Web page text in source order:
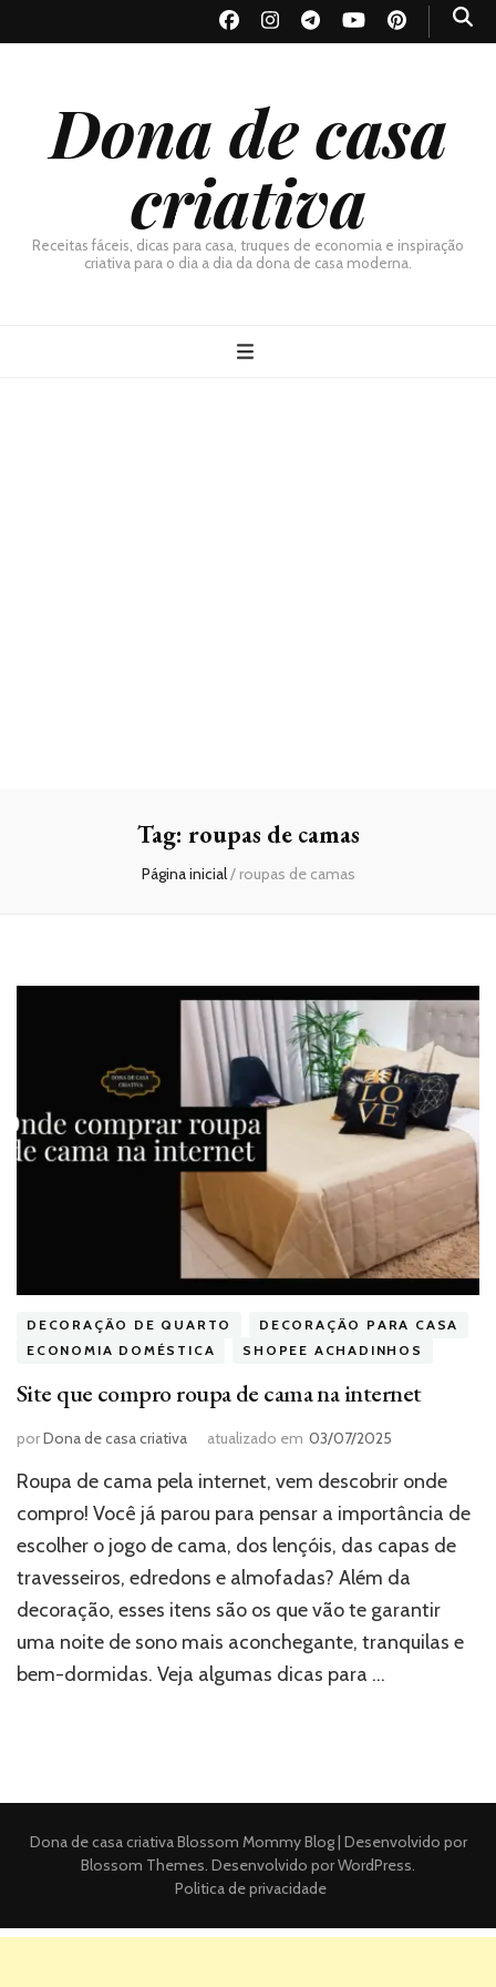
Dona de casa
criativa
Receitas fáceis, dicas para casa, truques de economia e inspiração
criativa para o dia a dia da dona de casa moderna.
Tag: roupas de camas
Página inicial/ roupas de camas
DECORAÇÃO DE QUARTO
DECORAÇÃO PARA CASA
ECONOMIA DOMÉSTICA
SHOPEE ACHADINHOS
Site que compro roupa de cama na internet
porDona de casa criativa atualizado em 03/07/2025
Roupa de cama pela internet, vem descobrir onde
compro! Você já parou para pensar a importância de
escolher o jogo de cama, dos lençóis, das capas de
travesseiros, edredons e almofadas? Além da
decoração, esses itens são os que vão te garantir
uma noite de sono mais aconchegante, tranquilas e
bem-dormidas. Veja algumas dicas para …
Dona de casa criativaBlossom Mommy Blog | Desenvolvido por
Blossom Themes. Desenvolvido porWordPress.
Politica de privacidade